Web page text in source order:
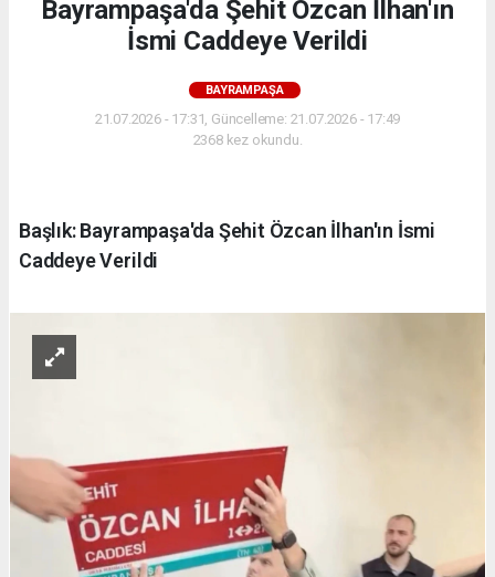
Bayrampaşa'da Şehit Özcan İlhan'ın
İsmi Caddeye Verildi
BAYRAMPAŞA
21.07.2026 - 17:31, Güncelleme: 21.07.2026 - 17:49
2368 kez okundu.
Başlık: Bayrampaşa'da Şehit Özcan İlhan'ın İsmi
Caddeye Verildi